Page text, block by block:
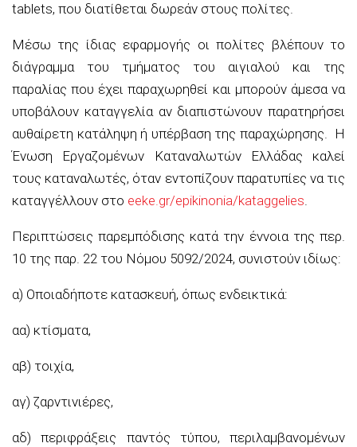
tablets, που διατίθεται δωρεάν στους πολίτες.
Μέσω της ίδιας εφαρμογής οι πολίτες βλέπουν το
διάγραμμα του τμήματος του αιγιαλού και της
παραλίας που έχει παραχωρηθεί και μπορούν άμεσα να
υποβάλουν καταγγελία αν διαπιστώνουν παρατηρήσει
αυθαίρετη κατάληψη ή υπέρβαση της παραχώρησης. Η
Ένωση Εργαζομένων Καταναλωτών Ελλάδας καλεί
τους καταναλωτές, όταν εντοπίζουν παρατυπίες να τις
καταγγέλλουν στο eeke.gr/epikinonia/kataggelies.
Περιπτώσεις παρεμπόδισης κατά την έννοια της περ.
10 της παρ. 22 του Νόμου 5092/2024, συνιστούν ιδίως:
α) Οποιαδήποτε κατασκευή, όπως ενδεικτικά:
αα) κτίσματα,
αβ) τοιχία,
αγ) ζαρντινιέρες,
αδ) περιφράξεις παντός τύπου, περιλαμβανομένων